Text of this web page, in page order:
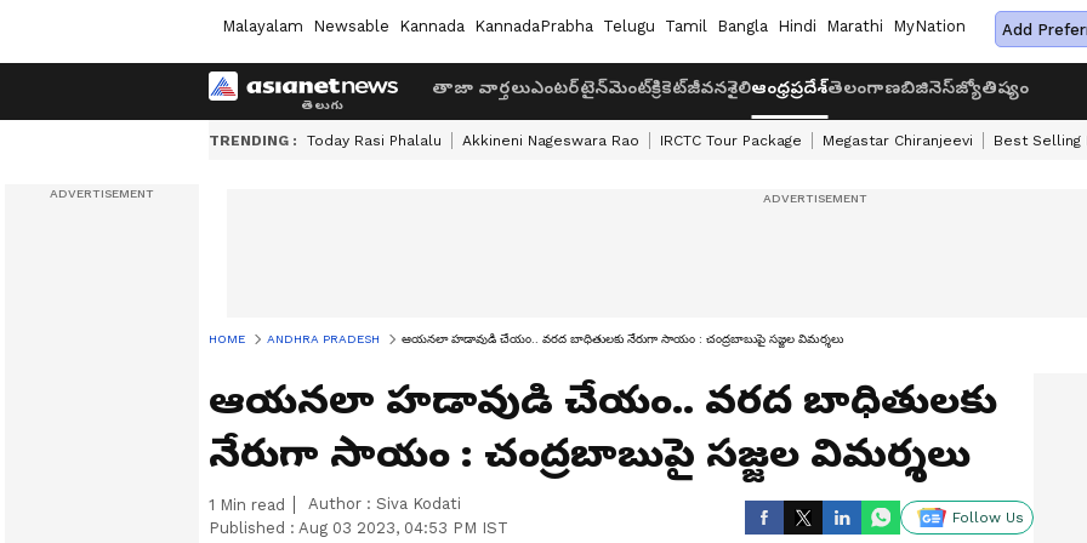
Malayalam Newsable Kannada KannadaPrabha Telugu Tamil Bangla Hindi Marathi MyNation Add
తాజా వార్తలుఎంటర్‌టైన్‌మెంట్క్రికెట్జీవనశైలిఆంధ్రప్రదేశ్తెలంగాణబిజినెస్జ్యోతిష్యం
TRENDING : Today Rasi Phalalu Akkineni Nageswara Rao IRCTC Tour Package Megastar Chiranjeevi Best Selling
HOME ANDHRA PRADESH ఆయనలా హడావుడి చేయం.. వరద బాధితులకు నేరుగా సాయం : చంద్రబాబుపై సజ్జల విమర్శలు
ఆయనలా హడావుడి చేయం.. వరద బాధితులకు
నేరుగా సాయం : చంద్రబాబుపై సజ్జల విమర్శలు
1 Min read Author : Siva Kodati
Published : Aug 03 2023, 04:53 PM IST
Follow Us